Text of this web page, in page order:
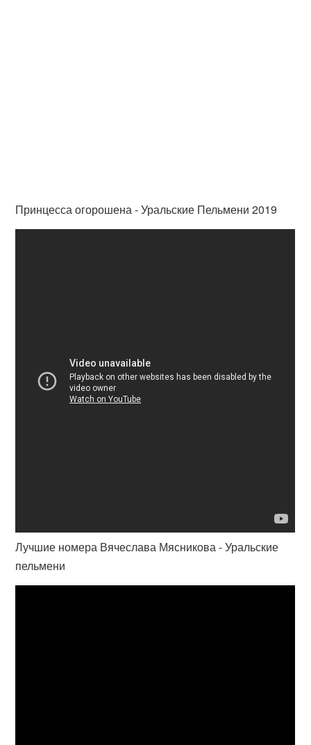
Принцесса огорошена - Уральские Пельмени 2019
Лучшие номера Вячеслава Мясникова - Уральские
пельмени